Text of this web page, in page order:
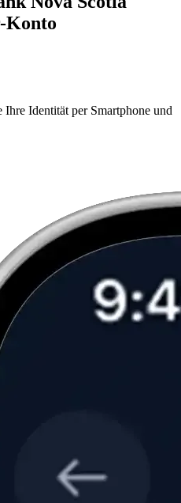
Konto
Identität per Smartphone und